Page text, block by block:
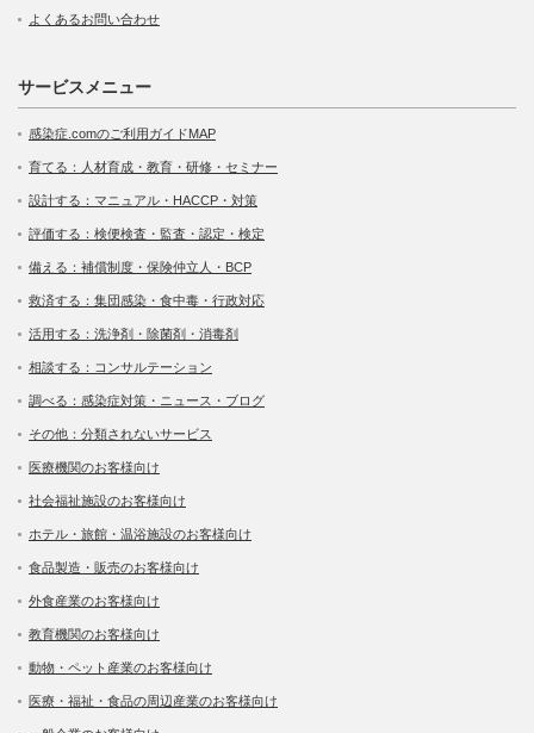
よくあるお問い合わせ
サービスメニュー
感染症.comのご利用ガイドMAP
育てる：人材育成・教育・研修・セミナー
設計する：マニュアル・HACCP・対策
評価する：検便検査・監査・認定・検定
備える：補償制度・保険仲立人・BCP
救済する：集団感染・食中毒・行政対応
活用する：洗浄剤・除菌剤・消毒剤
相談する：コンサルテーション
調べる：感染症対策・ニュース・ブログ
その他：分類されないサービス
医療機関のお客様向け
社会福祉施設のお客様向け
ホテル・旅館・温浴施設のお客様向け
食品製造・販売のお客様向け
外食産業のお客様向け
教育機関のお客様向け
動物・ペット産業のお客様向け
医療・福祉・食品の周辺産業のお客様向け